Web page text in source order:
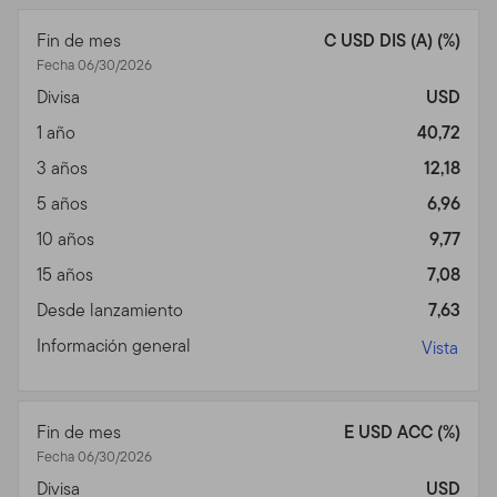
Fin de mes
Fecha 06/30/2026
C USD DIS (A) (%)
Divisa
USD
1 año
40,72
3 años
12,18
5 años
6,96
10 años
9,77
15 años
7,08
Desde lanzamiento
7,63
Información general
Vista
Fin de mes
Fecha 06/30/2026
E USD ACC (%)
Divisa
USD
Resources, Inc. [NYSE: BEN] es una organización global
de inversiones operando como Franklin Templeton
Investments. A través de varias entidades, Franklin
Templeton Investments provee servicios de inversión,
de accionista y de distribución tanto globales como en
Estados Unidos a los Fondos Franklin, Templeton y
igual que servicios de cuentas internacionales
separadas.
Información para ciertos
corredores calificados,
inversionistas
Este sitio está dirigido a ciertos sub distribuidores
calificados que tienen clientes que residen fuera de los